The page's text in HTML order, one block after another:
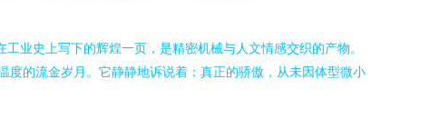
业史上写下的辉煌一页，是精密机械与人文情感交织的产物。
的流金岁月。它静静地诉说着：真正的骄傲，从未因体型微小